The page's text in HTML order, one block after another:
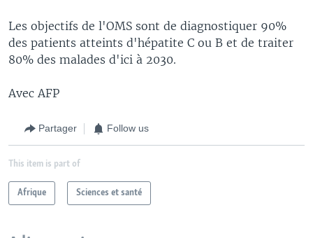
Les objectifs de l'OMS sont de diagnostiquer 90%
des patients atteints d'hépatite C ou B et de traiter
80% des malades d'ici à 2030.
Avec AFP
Partager Follow us
This item is part of
Afrique Sciences et santé